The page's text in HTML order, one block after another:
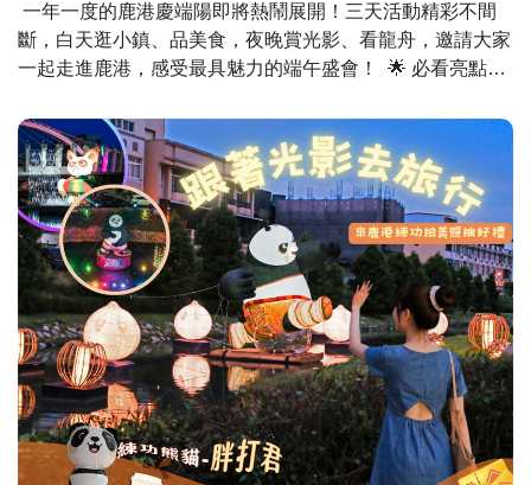
https://www.dragonboat-festival2026.com.tw/news 這個端
午連假，一起來鹿港看阿波、賞龍舟、吃美食、集章抽大
獎！🎉
​ 一年一度的鹿港慶端陽即將熱鬧展開！三天活動精彩不間
斷，白天逛小鎮、品美食，夜晚賞光影、看龍舟，邀請大家
一起走進鹿港，感受最具魅力的端午盛會！ ​ 🌟 必看亮點活
河岸綠地音樂會 🏮 探索小鎮集章趣 👷 魯班公宴 🛍 市集活
動 🍡 童玩美食慶端陽 🎭 傳統戲曲定點演出 📖 定點導覽解
說服務 🎉 鹿港鎮公所夏鬧端陽系列活動 🏭 觀光工廠特色體
驗 🙏 宮廟民俗文化活動 ​ 白天漫遊古蹟街區、品嚐在地小
吃，夜晚欣賞璀璨光影與精彩龍舟賽事，無論是親子同遊、
好友出遊或全家旅行，都能在鹿港留下難忘回憶！ ​ 📅 活動
日期｜2026年6月19日至6月21日 📍 活動地點｜鹿港鎮各活
動場域 ​ 更多活動資訊請上官方網站查詢： 2026鹿港慶端陽
官方網站 https://www.dragonboat-festival2026.com.tw/ ​ 端
午節來鹿港， 看龍舟、賞光影、逛老街、吃美食， 一起感
受最道地、最精彩的端午節慶魅力！🐉✨ ​#2026鹿港慶端陽
#鹿港慶端陽 #夜間龍舟賽 #小鎮光影藝術節 #鹿港旅遊 #端
午節 #彰化活動 #台灣節慶 #鹿港小鎮 #端午連假好去處